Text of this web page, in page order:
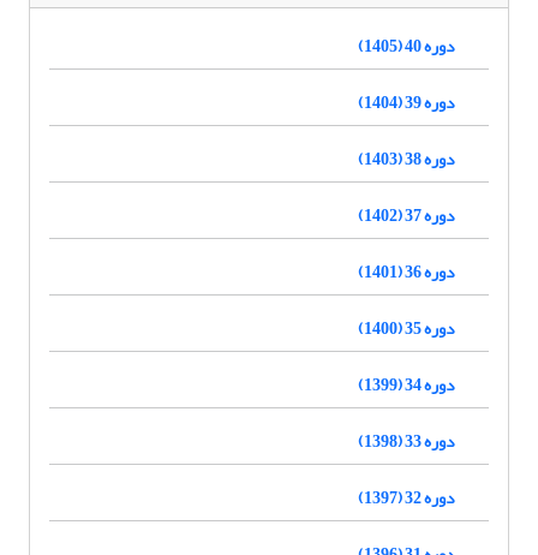
دوره 40 (1405)
دوره 39 (1404)
دوره 38 (1403)
دوره 37 (1402)
دوره 36 (1401)
دوره 35 (1400)
دوره 34 (1399)
دوره 33 (1398)
دوره 32 (1397)